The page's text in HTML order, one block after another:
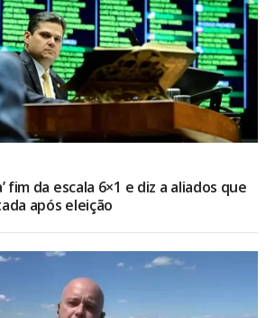
fim da escala 6×1 e diz a aliados que
após eleição